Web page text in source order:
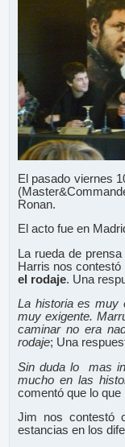
El pasado viernes
Ronan.
El acto fue en
La rueda de
Harris nos
el rodaje. Una
La historia es muy
muy exigente.
caminar no era
rodaje; Una
Sin duda lo mas
mucho en las
comentó que lo
Jim nos contestó
estancias en los